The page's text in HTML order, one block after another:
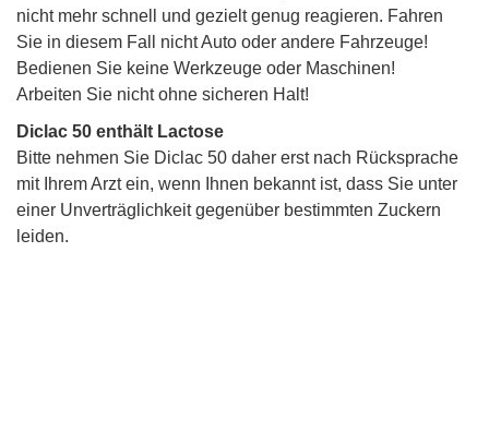
nicht mehr schnell und gezielt genug reagieren. Fahren
Sie in diesem Fall nicht Auto oder andere Fahrzeuge!
Bedienen Sie keine Werkzeuge oder Maschinen!
Arbeiten Sie nicht ohne sicheren Halt!
Diclac 50 enthält Lactose
Bitte nehmen Sie Diclac 50 daher erst nach Rücksprache
mit Ihrem Arzt ein, wenn Ihnen bekannt ist, dass Sie unter
einer Unverträglichkeit gegenüber bestimmten Zuckern
leiden.